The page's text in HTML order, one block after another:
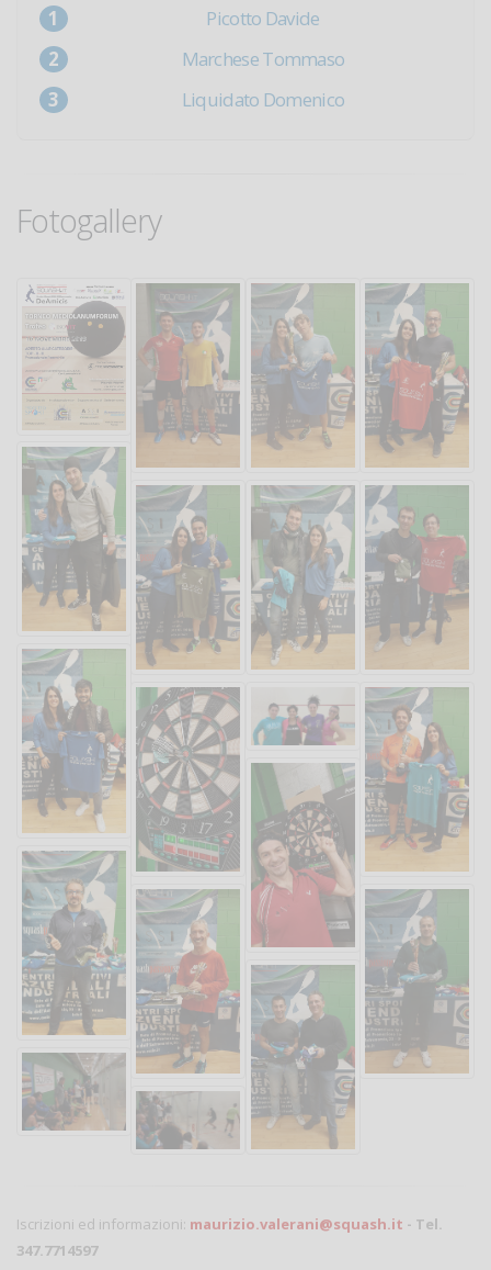
Picotto Davide
Marchese Tommaso
Liquidato Domenico
Fotogallery
Iscrizioni ed informazioni: maurizio.valerani@squash.it - Tel.
347.7714597